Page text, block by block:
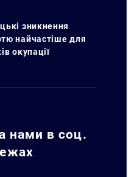
зникнення
найчастіше для
окупації
нами в соц.